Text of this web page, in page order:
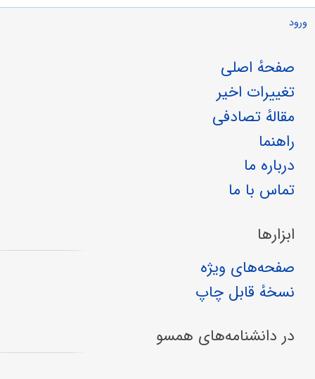
ورود
صفحهٔ اصلی
تغییرات اخیر
مقالهٔ تصادفی
راهنما
درباره ما
تماس با ما
ابزارها
صفحه‌های ویژه
نسخهٔ قابل چاپ
در دانشنامه‌های همسو